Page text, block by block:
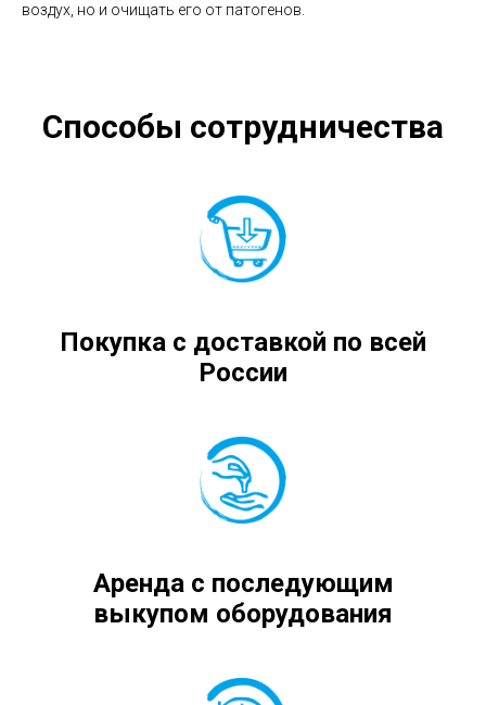
воздух, но и очищать его от патогенов.
Способы сотрудничества
Покупка с доставкой по всей
России
Аренда с последующим
выкупом оборудования